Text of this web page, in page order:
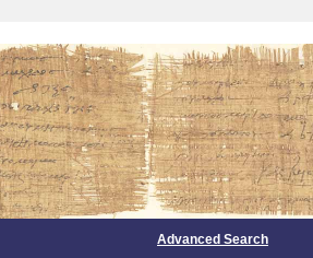
Advanced Search